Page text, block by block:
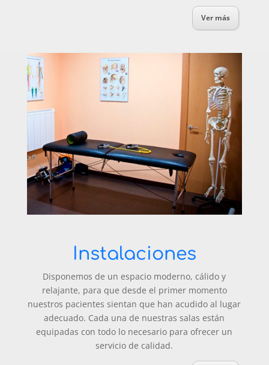
Ver más
Instalaciones
Disponemos de un espacio moderno, cálido y
relajante, para que desde el primer momento
nuestros pacientes sientan que han acudido al lugar
adecuado. Cada una de nuestras salas están
equipadas con todo lo necesario para ofrecer un
servicio de calidad.